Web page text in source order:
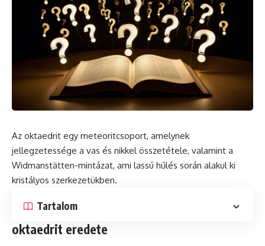
Az oktaedrit egy meteoritcsoport, amelynek
jellegzetessége a vas és nikkel összetétele, valamint a
Widmanstätten-mintázat, ami lassú hűlés során alakul ki
kristályos szerkezetükben.
Tartalom
oktaedrit eredete